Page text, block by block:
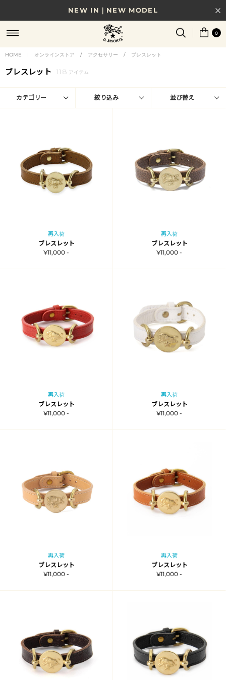
NEW IN｜NEW MODEL
8/17(月)10時まで｜税込11,000円以上で送料無料
贈る相手やシーンから選べる、新しいギフトガイド
NEW IN｜COLOR LEATHER
0
HOME | オンラインストア / アクセサリー / ブレスレット
ブレスレット 118 アイテム
カテゴリー 絞り込み 並び替え
再入荷
ブレスレット
¥11,000 -
再入荷
ブレスレット
¥11,000 -
再入荷
ブレスレット
¥11,000 -
再入荷
ブレスレット
¥11,000 -
再入荷
ブレスレット
¥11,000 -
再入荷
ブレスレット
¥11,000 -